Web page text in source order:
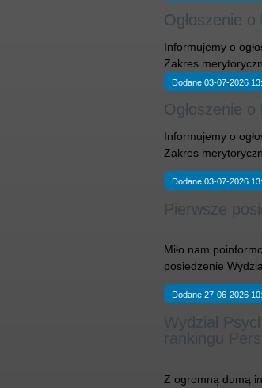
Ogłoszenie
Informujemy o
Zakres
Dodane 03-07-2026
Ogłoszenie
Informujemy o
Zakres
Dodane 03-07-2026
Pierwsze
Miło nam
posiedzenie
Dodane 27-06-2026
Wydział
rankingu
Z ogromną dumą